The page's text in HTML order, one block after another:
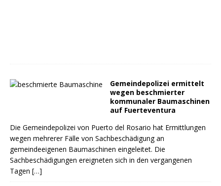
Gemeindepolizei ermittelt
wegen beschmierter
kommunaler Baumaschinen
auf Fuerteventura
Die Gemeindepolizei von Puerto del Rosario hat Ermittlungen
wegen mehrerer Fälle von Sachbeschädigung an
gemeindeeigenen Baumaschinen eingeleitet. Die
Sachbeschädigungen ereigneten sich in den vergangenen
Tagen […]